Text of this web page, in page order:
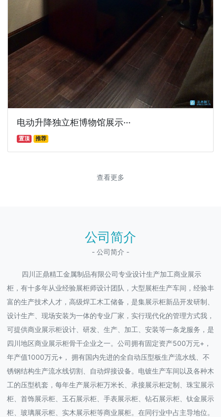
电动升降独立柜博物馆展示···
置顶 推荐
查看更多
公司简介
- 公司简介 -
四川正鼎精工金属制品有限公司专业设计生产加工商业展示
柜，有十多年从业经验展柜师设计团队，大型展柜生产车间，经验丰
富的生产技术人才，高级焊工木工储备，是集展示柜新品开发研制、
设计生产、现场安装为一体的专业厂家，实行现代化的管理方式我，
可提供商业展示柜设计、研发、生产、加工、安装等一条龙服务，是
四川地区商业展示柜骨干企业之一。公司拥有固定资产500万元+，
年产值1000万元+， 拥有国内先进的全自动压型板生产流水线、不
锈钢结构生产流水线切割、自动焊接设备。电镀生产车间以及各种木
工的压型机套，每年生产展示柜万米长、承接展示柜定制、珠宝展示
柜、首饰展示柜、玉石展示柜、手表展示柜、钻石展示柜、钛金展示
柜、玻璃展示柜、实木展示柜等商业展柜。在同行业中占主导地位。